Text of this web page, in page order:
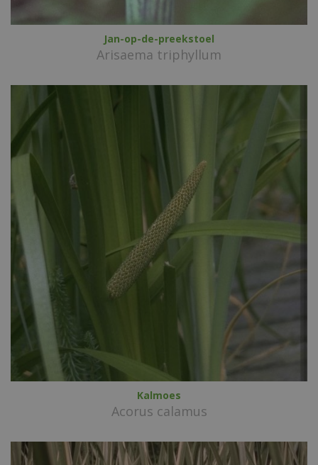
Jan-op-de-preekstoel
Arisaema triphyllum
Kalmoes
Acorus calamus